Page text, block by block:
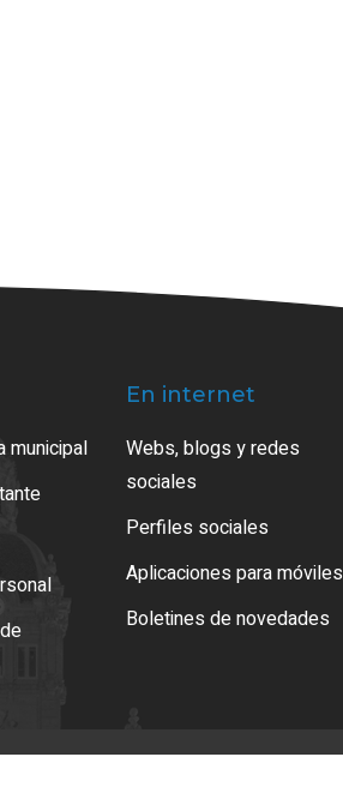
municipal
En internet
Webs, blogs y redes
sociales
Perfiles sociales
Aplicaciones para móviles
Boletines de novedades